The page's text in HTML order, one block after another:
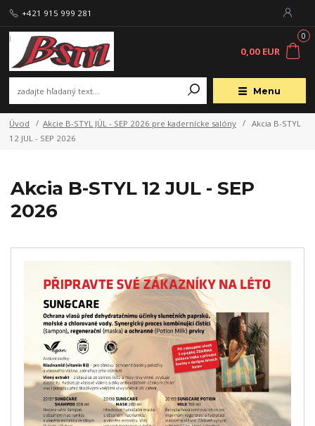
Menu
+421 915 999 281
0
0,00 EUR
Úvod Akcie B-STYL JÚL - SEP 2026 pre kadernícke salóny
Akcia B-STYL
12 JUL - SEP 2026
Akcia B-STYL 12 JUL - SEP
2026